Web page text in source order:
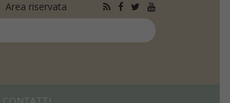
Area riservata